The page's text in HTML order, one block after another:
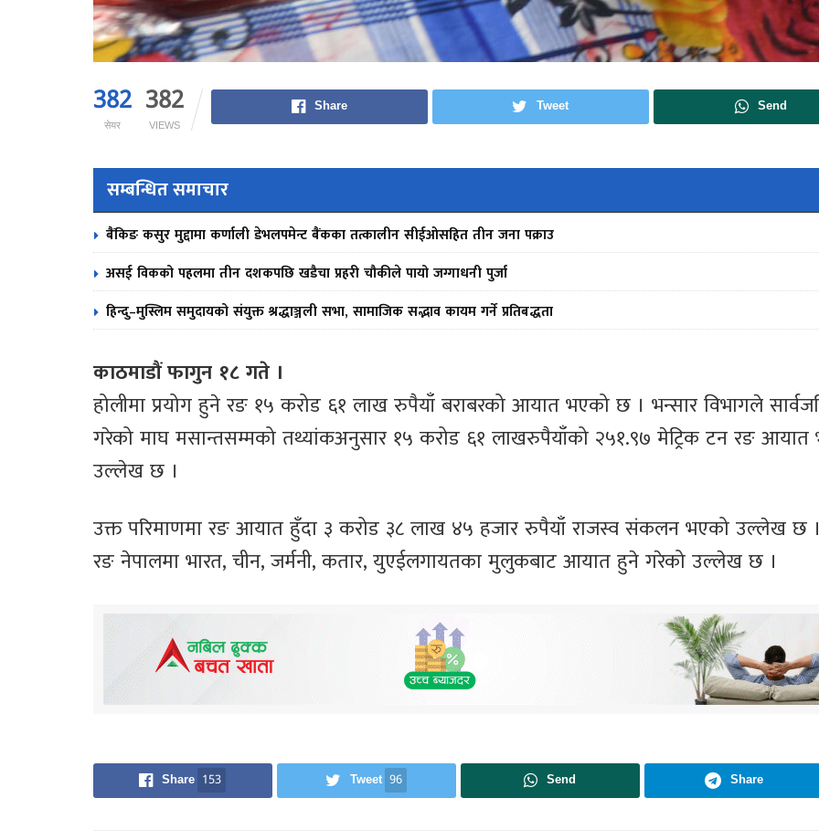
382
सेयर
382
VIEWS
Share Tweet Send
सम्बन्धित समाचार
बैंकिङ कसुर मुद्दामा कर्णाली डेभलपमेन्ट बैंकका तत्कालीन सीईओसहित तीन जना पक्राउ
असई विकको पहलमा तीन दशकपछि खडैचा प्रहरी चौकीले पायो जग्गाधनी पुर्जा
हिन्दु–मुस्लिम समुदायको संयुक्त श्रद्धाञ्जली सभा, सामाजिक सद्भाव कायम गर्ने प्रतिबद्धता
काठमाडौं फागुन १८ गते ।
होलीमा प्रयोग हुने रङ १५ करोड ६१ लाख रुपैयाँ बराबरको आयात भएको छ । भन्सार विभागले
गरेको माघ मसान्तसम्मको तथ्यांकअनुसार १५ करोड ६१ लाखरुपैयाँको २५१.९७ मेट्रिक टन रङ
उल्लेख छ ।
उक्त परिमाणमा रङ आयात हुँदा ३ करोड ३८ लाख ४५ हजार रुपैयाँ राजस्व संकलन भएको उल्लेख छ
रङ नेपालमा भारत, चीन, जर्मनी, कतार, युएईलगायतका मुलुकबाट आयात हुने गरेको उल्लेख छ ।
Share 153 Tweet 96 Send Share